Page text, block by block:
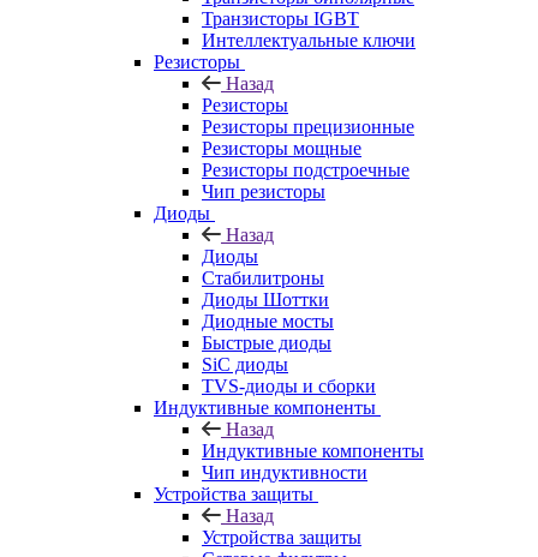
Транзисторы IGBT
Интеллектуальные ключи
Резисторы
Назад
Резисторы
Резисторы прецизионные
Резисторы мощные
Резисторы подстроечные
Чип резисторы
Диоды
Назад
Диоды
Стабилитроны
Диоды Шоттки
Диодные мосты
Быстрые диоды
SiC диоды
TVS-диоды и сборки
Индуктивные компоненты
Назад
Индуктивные компоненты
Чип индуктивности
Устройства защиты
Назад
Устройства защиты